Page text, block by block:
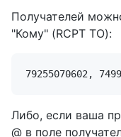
Получателей
"Кому" (RCPT TO):
Либо, если ваша
@ в поле